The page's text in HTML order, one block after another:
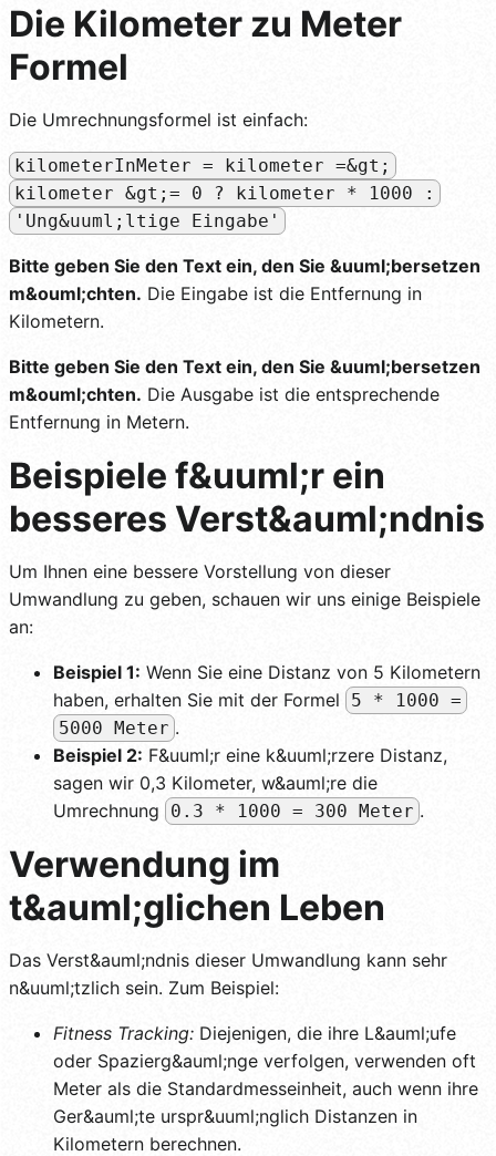
Die Kilometer zu Meter
Formel
Die Umrechnungsformel ist einfach:
kilometerInMeter = kilometer =&gt;
kilometer &gt;= 0 ? kilometer * 1000 :
'Ung&uuml;ltige Eingabe'
Bitte geben Sie den Text ein, den Sie &uuml;bersetzen
m&ouml;chten. Die Eingabe ist die Entfernung in
Kilometern.
Bitte geben Sie den Text ein, den Sie &uuml;bersetzen
m&ouml;chten. Die Ausgabe ist die entsprechende
Entfernung in Metern.
Beispiele f&uuml;r ein
besseres Verst&auml;ndnis
Um Ihnen eine bessere Vorstellung von dieser
Umwandlung zu geben, schauen wir uns einige Beispiele
an:
Beispiel 1: Wenn Sie eine Distanz von 5 Kilometern
haben, erhalten Sie mit der Formel
5 * 1000 =
5000 Meter .
Beispiel 2: F&uuml;r eine k&uuml;rzere Distanz,
sagen wir 0,3 Kilometer, w&auml;re die
Umrechnung
0.3 * 1000 = 300 Meter .
Verwendung im
t&auml;glichen Leben
Das Verst&auml;ndnis dieser Umwandlung kann sehr
n&uuml;tzlich sein. Zum Beispiel:
Fitness Tracking: Diejenigen, die ihre L&auml;ufe
oder Spazierg&auml;nge verfolgen, verwenden oft
Meter als die Standardmesseinheit, auch wenn ihre
Ger&auml;te urspr&uuml;nglich Distanzen in
Kilometern berechnen.